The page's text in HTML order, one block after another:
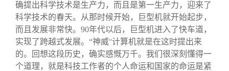
联系我们
确提出科学技术是生产力，而且是第一生产力，迎来了
科学技术的春天。从那时候开始，巨型机就开始起步，
而且发展非常快。 90年代以后，巨型机进入了快车道，
实现了跨越式发展。 “神威”计算机就是在这时提出来
的。回想这段历史，确实感慨万千。我们很深刻懂得一
个道理，就是科技工作者的个人命运和国家的命运是紧